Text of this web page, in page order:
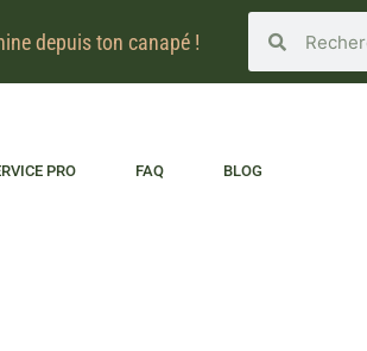
depuis ton canapé !
PRO FAQ BLOG